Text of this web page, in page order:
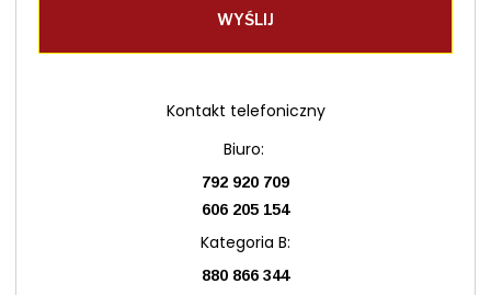
WYŚLIJ
Kontakt telefoniczny
Biuro:
792 920 709
606 205 154
Kategoria B:
880 866 344